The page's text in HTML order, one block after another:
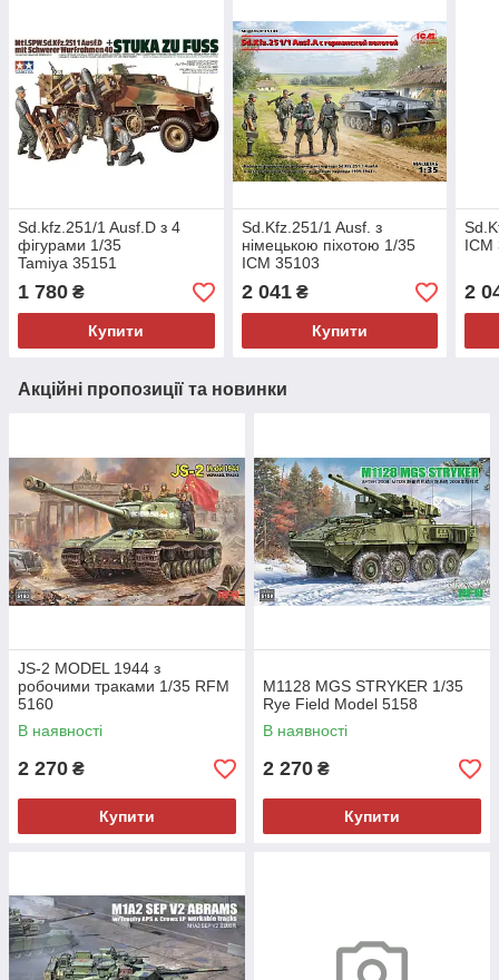
Sd.kfz.251/1 Ausf.D з 4
фігурами 1/35
Tamiya 35151
1 780 ₴
Купити
Sd.Kfz.251/1 Ausf. з
німецькою піхотою 1/35
ICM 35103
2 041₴
Купити
ICM
2
Акційні пропозиції та новинки
JS-2 MODEL 1944 з
робочими траками 1/35 RFM
5160
В наявності
2 270 ₴
Купити
M1128 MGS STRYKER 1/35
Rye Field Model 5158
В наявності
2 270 ₴
Купити